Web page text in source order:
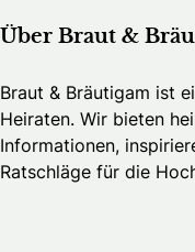
Über Braut &
Braut & Bräutigam ist
Heiraten. Wir bieten
Informationen,
Ratschläge für die